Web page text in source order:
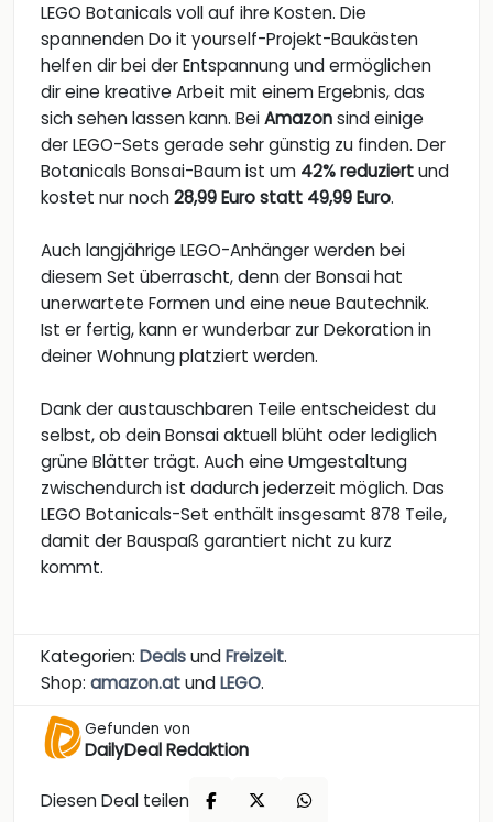
LEGO Botanicals voll auf ihre Kosten. Die
spannenden Do it yourself-Projekt-Baukästen
helfen dir bei der Entspannung und ermöglichen
dir eine kreative Arbeit mit einem Ergebnis, das
sich sehen lassen kann. BeiAmazonsind einige
der LEGO-Sets gerade sehr günstig zu finden. Der
Botanicals Bonsai-Baum ist um 42% reduziertund
kostet nur noch28,99 Euro statt 49,99 Euro.
Auch langjährige LEGO-Anhänger werden bei
diesem Set überrascht, denn der Bonsai hat
unerwartete Formen und eine neue Bautechnik.
Ist er fertig, kann er wunderbar zur Dekoration in
deiner Wohnung platziert werden.
Dank der austauschbaren Teile entscheidest du
selbst, ob dein Bonsai aktuell blüht oder lediglich
grüne Blätter trägt. Auch eine Umgestaltung
zwischendurch ist dadurch jederzeit möglich. Das
LEGO Botanicals-Set enthält insgesamt 878 Teile,
damit der Bauspaß garantiert nicht zu kurz
kommt.
Kategorien: DealsundFreizeit.
Shop: amazon.atundLEGO.
Gefunden von
DailyDeal Redaktion
Diesen Deal teilen